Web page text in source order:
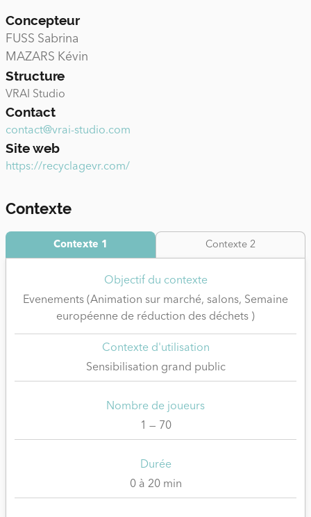
Concepteur
FUSS Sabrina
MAZARS Kévin
Structure
VRAI Studio
Contact
contact@vrai-studio.com
Site web
https://recyclagevr.com/
Contexte
Contexte 1 Contexte 2
Objectif du contexte
Evenements (Animation sur marché, salons, Semaine
européenne de réduction des déchets )
Contexte d'utilisation
Sensibilisation grand public
Nombre de joueurs
1 — 70
Durée
0 à 20 min